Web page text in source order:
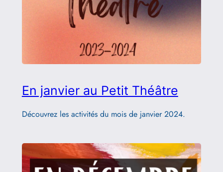
En janvier au Petit Théâtre
Découvrez les activités du mois de janvier 2024.